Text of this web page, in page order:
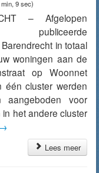
9 sec)
– Afgelopen
publiceerde
in totaal
woningen aan de
op Woonnet
één cluster werden
aangeboden voor
het andere cluster
→
Lees meer